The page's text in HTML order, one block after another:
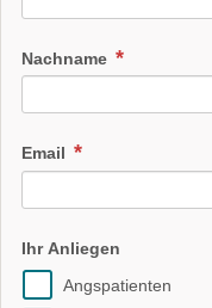
Nachname
Email
Ihr Anliegen
Angspatienten